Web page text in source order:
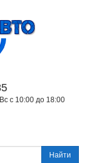
с 10:00 до 18:00
Найти